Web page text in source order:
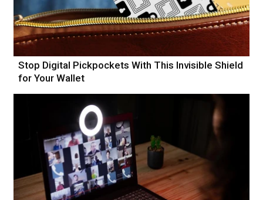
Stop Digital Pickpockets With This Invisible Shield
for Your Wallet